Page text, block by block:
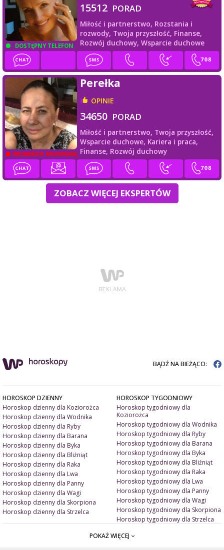
DOSTĘPNY TELEFON
15512 PORAD
Miłość i partnerstwo, Rozstania i
rozwody, Twoja przyszłość, Finanse,
Rozwój duchowy, Wsparcie duchowe
PROWADZI ROZMOWĘ
Perełka
OPINIE
34650 PORAD
Miłość i partnerstwo, Twoja przyszłość,
Wsparcie duchowe, Kariera i praca,
Finanse, Rozwój duchowy
ZOBACZ WIĘCEJ EKSPERTÓW
BĄDŹ NA BIEŻĄCO:
HOROSKOP DZIENNY
Horoskop dzienny dla Koziorożca
Horoskop dzienny dla Wodnika
Horoskop dzienny dla Ryby
Horoskop dzienny dla Barana
Horoskop dzienny dla Byka
Horoskop dzienny dla Bliźniąt
Horoskop dzienny dla Raka
Horoskop dzienny dla Lwa
Horoskop dzienny dla Panny
Horoskop dzienny dla Wagi
Horoskop dzienny dla Skorpiona
Horoskop dzienny dla Strzelca
HOROSKOP TYGODNIOWY
Horoskop tygodniowy dla
Koziorożca
Horoskop tygodniowy dla Wodnika
Horoskop tygodniowy dla Ryby
Horoskop tygodniowy dla Barana
Horoskop tygodniowy dla Byka
Horoskop tygodniowy dla Bliźniąt
Horoskop tygodniowy dla Raka
Horoskop tygodniowy dla Lwa
Horoskop tygodniowy dla Panny
Horoskop tygodniowy dla Wagi
Horoskop tygodniowy dla Skorpiona
Horoskop tygodniowy dla Strzelca
ZNAK ZODIAKU A
POKAŻ WIĘCEJ